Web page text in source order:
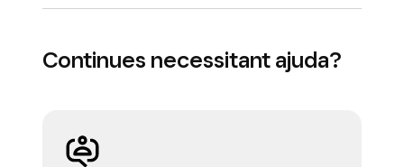
Continues necessitant ajuda?